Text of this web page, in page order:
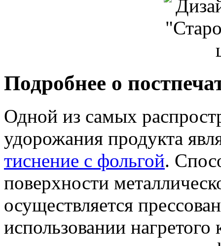
Подробнее о
Одной из самых
удорожания продукта
тиснение с фольгой.
поверхности
осуществляется
использовании